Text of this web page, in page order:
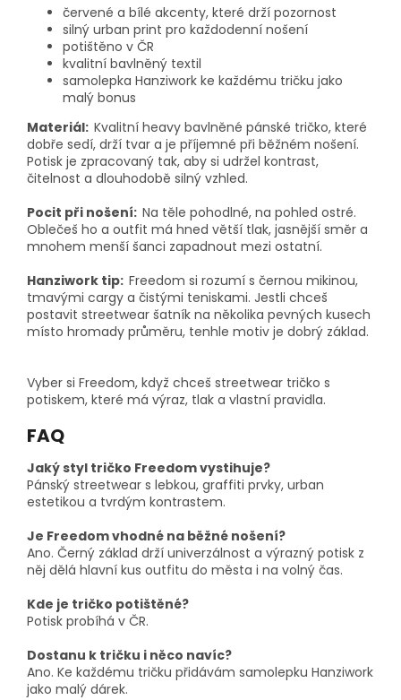
červené a bílé akcenty, které drží pozornost
silný urban print pro každodenní nošení
potištěno v ČR
kvalitní bavlněný textil
samolepka Hanziwork ke každému tričku jako
malý bonus
Materiál: Kvalitní heavy bavlněné pánské tričko, které
dobře sedí, drží tvar a je příjemné při běžném nošení.
Potisk je zpracovaný tak, aby si udržel kontrast,
čitelnost a dlouhodobě silný vzhled.
Pocit při nošení: Na těle pohodlné, na pohled ostré.
Oblečeš ho a outfit má hned větší tlak, jasnější směr a
mnohem menší šanci zapadnout mezi ostatní.
Hanziwork tip: Freedom si rozumí s černou mikinou,
tmavými cargy a čistými teniskami. Jestli chceš
postavit streetwear šatník na několika pevných kusech
místo hromady průměru, tenhle motiv je dobrý základ.
Vyber si Freedom, když chceš streetwear tričko s
potiskem, které má výraz, tlak a vlastní pravidla.
FAQ
Jaký styl tričko Freedom vystihuje?
Pánský streetwear s lebkou, graffiti prvky, urban
estetikou a tvrdým kontrastem.
Je Freedom vhodné na běžné nošení?
Ano. Černý základ drží univerzálnost a výrazný potisk z
něj dělá hlavní kus outfitu do města i na volný čas.
Kde je tričko potištěné?
Potisk probíhá v ČR.
Dostanu k tričku i něco navíc?
Ano. Ke každému tričku přidávám samolepku Hanziwork
jako malý dárek.